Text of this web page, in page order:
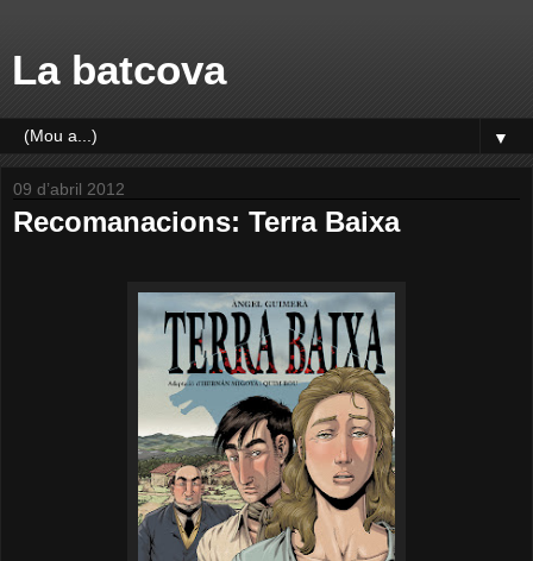
La batcova
▼
09 d’abril 2012
Recomanacions: Terra Baixa